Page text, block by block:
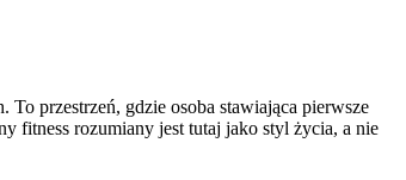
przestrzeń, gdzie osoba stawiająca pierwsze
fitness rozumiany jest tutaj jako styl życia, a nie